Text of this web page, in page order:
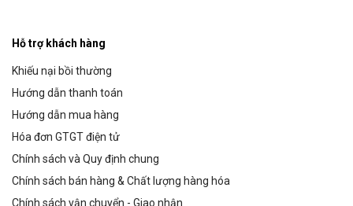
Hỗ trợ khách hàng
Khiếu nại bồi thường
Hướng dẫn thanh toán
Hướng dẫn mua hàng
Hóa đơn GTGT điện tử
Chính sách và Quy định chung
Chính sách bán hàng & Chất lượng hàng hóa
Chính sách vận chuyển - Giao nhận